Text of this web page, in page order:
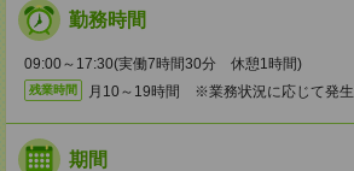
勤務時間
09:00～17:30(実働7時間30分 休憩1時間)
残業時間 月10～19時間 ※業務状況に応じて発生
期間